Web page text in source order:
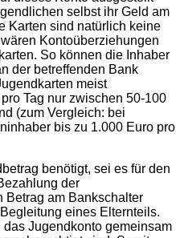
selbst ihr Geld am
Karten sind natürlich keine
Kontoüberziehungen
So können die Inhaber
der betreffenden Bank
meist
Tag nur zwischen 50-100
(zum Vergleich: bei
bis zu 1.000 Euro pro
benötigt, sei es für den
der
Betrag am Bankschalter
eines Elternteils.
Jugendkonto gemeinsam